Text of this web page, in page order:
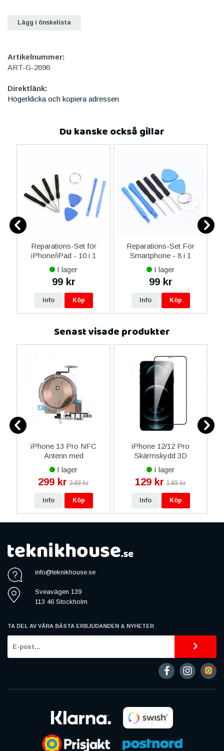
Lägg i önskelista
Artikelnummer:
ART-G-2696
Direktlänk:
Högerklicka och kopiera adressen
Du kanske också gillar
Reparations-Set för
iPhone/iPad - 10 i 1
I lager
99 kr
Info Köp
Reparations-Set För
Smartphone - 8 i 1
I lager
99 kr
Info Köp
Senast visade produkter
iPhone 13 Pro NFC
Antenn med
Låsknapp/Volymknappar
Flexkabel
I lager
299 kr 349 kr
Info Köp
iPhone 12/12 Pro
Skärmskydd 3D
Heltäckande - Svart
I lager
129 kr 149 kr
Info Köp
info@teknikhouse.se
Sveavägen 139
113 46 Stockholm
TA DEL AV VÅRA BÄSTA ERBJUDANDEN & NYHETER